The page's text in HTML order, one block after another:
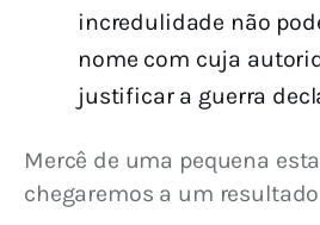
incredulidade não
nome com cuja
justificar a guerra
Mercê de uma pequena
chegaremos a um